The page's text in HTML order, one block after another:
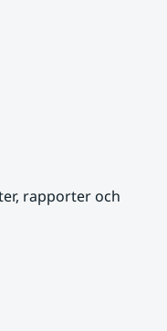
rapporter och